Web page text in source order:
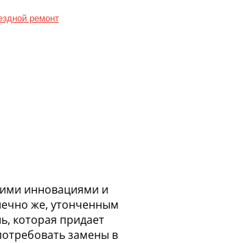
ремонт
инновациями и
же, утонченным
которая придает
замены в